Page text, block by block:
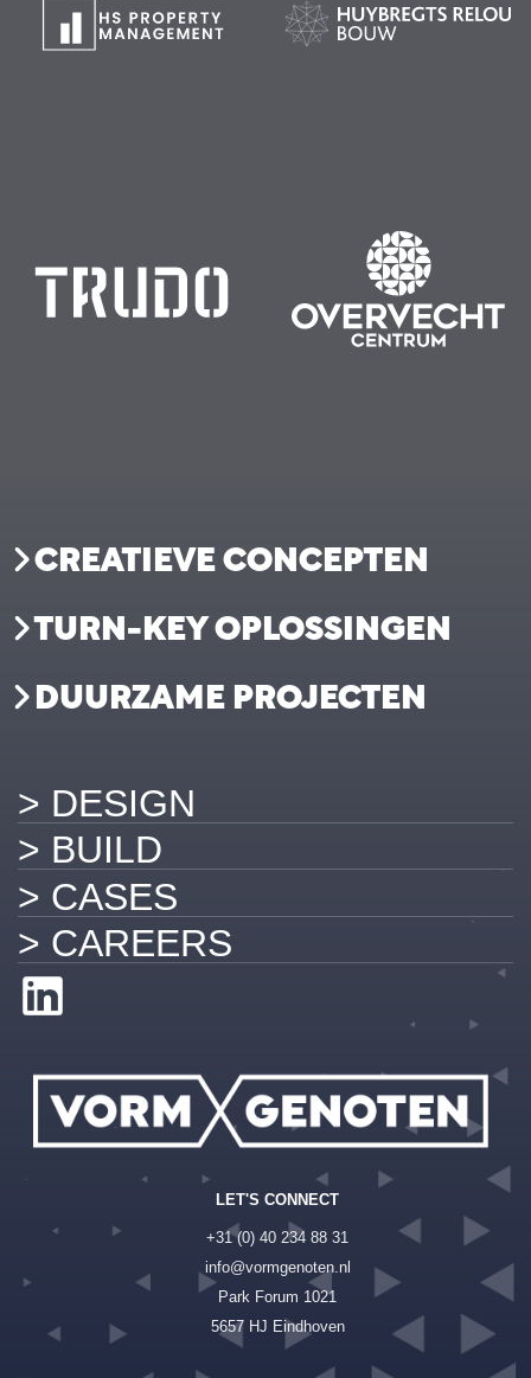
CREATIEVE CONCEPTEN
TURN-KEY OPLOSSINGEN
DUURZAME PROJECTEN
> DESIGN
> BUILD
> CASES
> CAREERS
LET'S CONNECT
+31 (0) 40 234 88 31
info@vormgenoten.nl
Park Forum 1021
5657 HJ Eindhoven